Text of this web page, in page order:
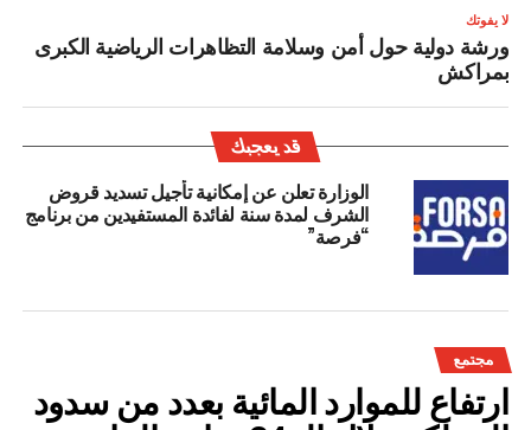
لا يفوتك
ورشة دولية حول أمن وسلامة التظاهرات الرياضية الكبرى
بمراكش
قد يعجبك
الوزارة تعلن عن إمكانية تأجيل تسديد قروض
الشرف لمدة سنة لفائدة المستفيدين من برنامج
“فرصة”
مجتمع
ارتفاع للموارد المائية بعدد من سدود